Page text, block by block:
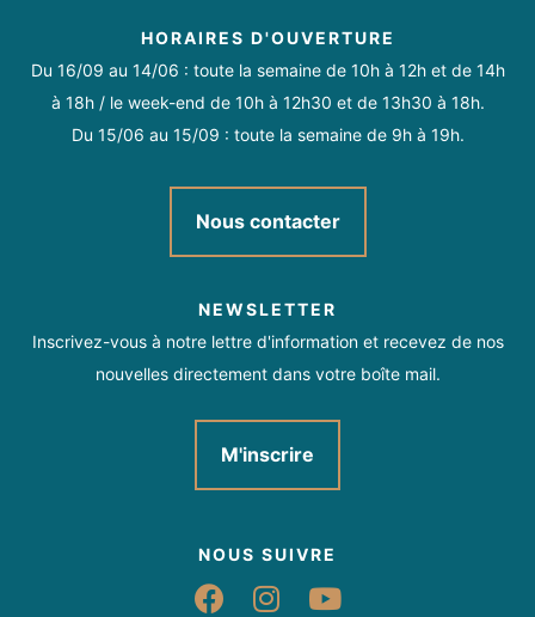
HORAIRES D'OUVERTURE
Du 16/09 au 14/06 : toute la semaine de 10h à 12h et de 14h
à 18h / le week-end de 10h à 12h30 et de 13h30 à 18h.
Du 15/06 au 15/09 : toute la semaine de 9h à 19h.
Nous contacter
NEWSLETTER
Inscrivez-vous à notre lettre d'information et recevez de nos
nouvelles directement dans votre boîte mail.
M'inscrire
NOUS SUIVRE
Suivez-nous sur
Suivez-nous sur
Suivez-nous